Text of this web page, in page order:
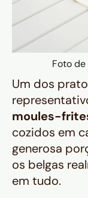
Foto de
Um dos
moules-
cozidos em
generosa
os belgas
em tudo.